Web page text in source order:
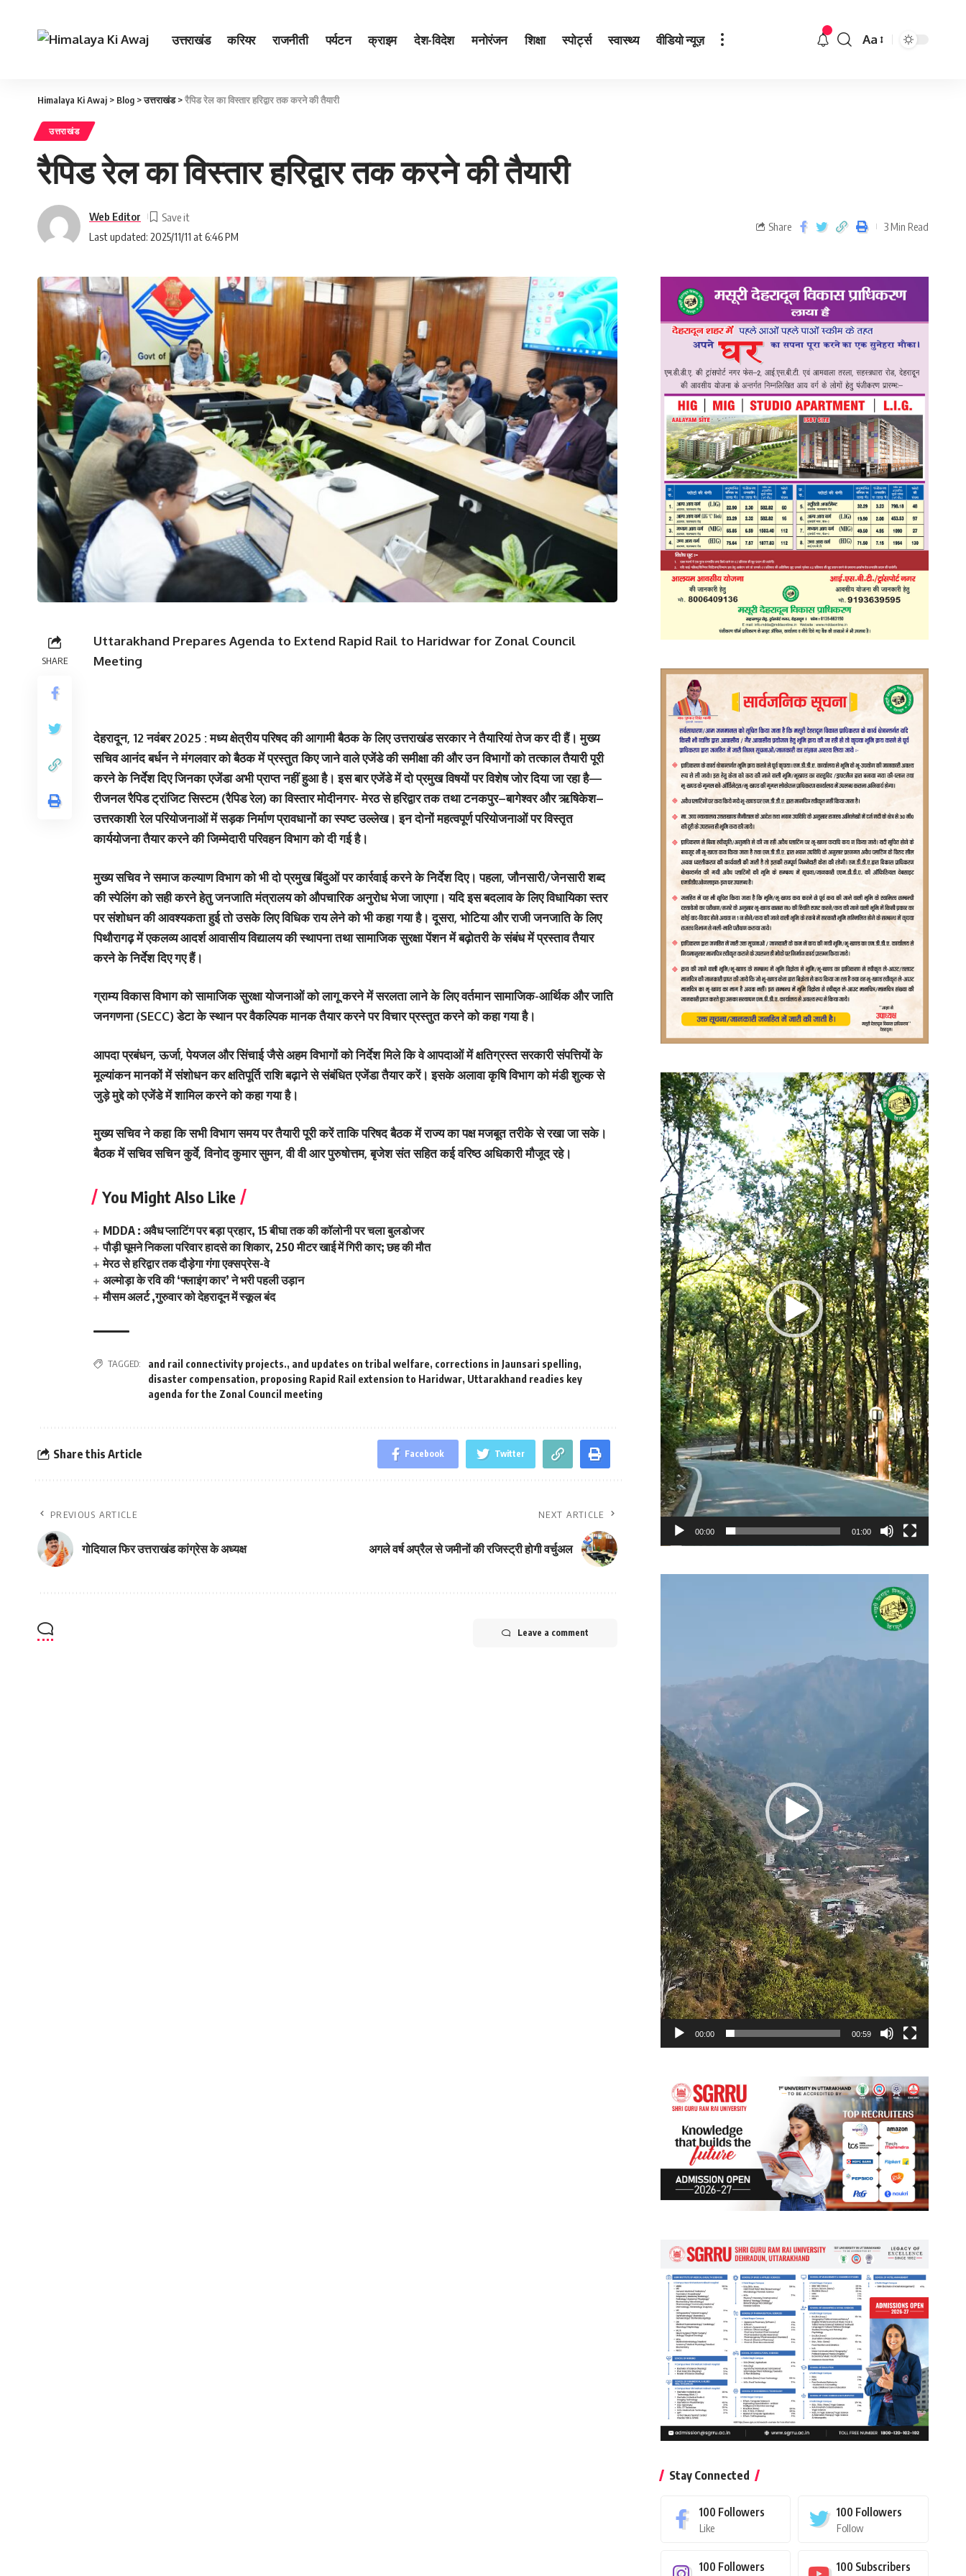
उत्तराखंड करियर राजनीती पर्यटन क्राइम देश-विदेश मनोरंजन शिक्षा स्पोर्ट्स स्वास्थ्य वीडियो न्यूज़ Aa
Himalaya Ki Awaj > Blog >उत्तराखंड>रैपिड रेल का विस्तार हरिद्वार तक करने की तैयारी
उत्तराखंड
रैपिड रेल का विस्तार हरिद्वार तक करने की तैयारी
Last updated: 2025/11/11 at 6:46 PM
Web Editor
Share 3 Min Read
SHARE
Uttarakhand Prepares Agenda to Extend Rapid Rail to Haridwar for Zonal Council
Meeting
देहरादून, 12 नवंबर 2025 : मध्य क्षेत्रीय परिषद की आगामी बैठक के लिए उत्तराखंड सरकार ने तैयारियां तेज कर दी हैं। मुख्य
सचिवआनंद बर्धनने मंगलवार को बैठक में प्रस्तुत किए जाने वाले एजेंडे की समीक्षा की और उन विभागों को तत्काल तैयारी पूरी
करने के निर्देश दिए जिनका एजेंडा अभी प्राप्त नहीं हुआ है। इस बार एजेंडे में दो प्रमुख विषयों पर विशेष जोर दिया जा रहा है—
रीजनल रैपिड ट्रांजिट सिस्टम (रैपिड रेल) का विस्तार मोदीनगर- मेरठ से हरिद्वार तकतथाटनकपुर–बागेश्वरऔरऋषिकेश–
उत्तरकाशी रेल परियोजनाओंमें सड़क निर्माण प्रावधानों का स्पष्ट उल्लेख। इन दोनों महत्वपूर्ण परियोजनाओं पर विस्तृत
कार्ययोजना तैयार करने की जिम्मेदारी परिवहन विभाग को दी गई है।
मुख्य सचिव नेसमाज कल्याण विभागको भी दो प्रमुख बिंदुओं पर कार्रवाई करने के निर्देश दिए। पहला,जौनसारी/जेनसारी शब्द
की स्पेलिंगको सही करने हेतु जनजाति मंत्रालय को औपचारिक अनुरोध भेजा जाएगा। यदि इस बदलाव के लिए विधायिका स्तर
पर संशोधन की आवश्यकता हुई तो उसके लिए विधिक राय लेने को भी कहा गया है। दूसरा, भोटिया और राजी जनजातिके लिए
पिथौरागढ़ मेंएकलव्य आदर्श आवासीय विद्यालयकी स्थापना तथासामाजिक सुरक्षा पेंशनमें बढ़ोतरी के संबंध में प्रस्ताव तैयार
करने के निर्देश दिए गए हैं।
ग्राम्य विकास विभागको सामाजिक सुरक्षा योजनाओं को लागू करने में सरलता लाने के लिए वर्तमान सामाजिक-आर्थिक और जाति
जनगणना (SECC) डेटा के स्थान पर वैकल्पिक मानक तैयार करने पर विचार प्रस्तुत करने को कहा गया है।
आपदा प्रबंधन, ऊर्जा, पेयजल और सिंचाई जैसे अहम विभागों को निर्देश मिले कि वेआपदाओं में क्षतिग्रस्त सरकारी संपत्तियोंके
मूल्यांकन मानकों में संशोधन करक्षतिपूर्ति राशि बढ़ानेसे संबंधित एजेंडा तैयार करें। इसके अलावा कृषि विभाग कोमंडी शुल्कसे
जुड़े मुद्दे को एजेंडे में शामिल करने को कहा गया है।
मुख्य सचिव ने कहा कि सभी विभाग समय पर तैयारी पूरी करें ताकि परिषद बैठक में राज्य का पक्ष मजबूत तरीके से रखा जा सके।
बैठक में सचिवसचिन कुर्वे,विनोद कुमार सुमन,वी वी आर पुरुषोत्तम,बृजेश संतसहित कई वरिष्ठ अधिकारी मौजूद रहे।
You Might Also Like
MDDA : अवैध प्लाटिंग पर बड़ा प्रहार, 15 बीघा तक की कॉलोनी पर चला बुलडोजर
पौड़ी घूमने निकला परिवार हादसे का शिकार, 250 मीटर खाई में गिरी कार; छह की मौत
मेरठ से हरिद्वार तक दौड़ेगा गंगा एक्सप्रेस-वे
अल्मोड़ा के रवि की ‘फ्लाइंग कार’ ने भरी पहली उड़ान
मौसम अलर्ट ,गुरुवार को देहरादून में स्कूल बंद
TAGGED: and rail connectivity projects., and updates on tribal welfare, corrections in Jaunsari spelling,
disaster compensation, proposing Rapid Rail extension to Haridwar, Uttarakhand readies key
agenda for the Zonal Council meeting
Share this Article Facebook Twitter
PREVIOUS ARTICLE
गोदियाल फिर उत्तराखंड कांग्रेस के अध्यक्ष
NEXT ARTICLE
अगले वर्ष अप्रैल से जमीनों की रजिस्ट्री होगी वर्चुअल
Leave a comment
Video
Player
00:00 01:00
00:00 00:59
Stay Connected
100 Followers
Like
100 Followers
Follow
100 Followers 100 Subscribers